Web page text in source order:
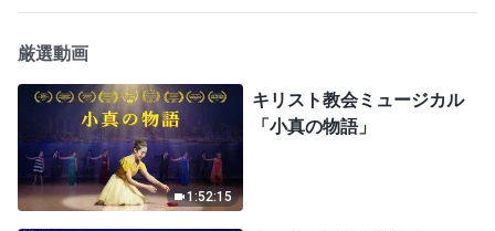
厳選動画
1:52:15
キリスト教会ミュージカル
「小真の物語」